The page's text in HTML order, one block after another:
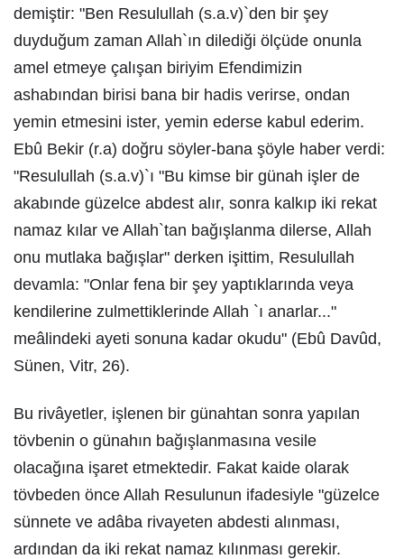
demiştir: "Ben Resulullah (s.a.v)`den bir şey
duyduğum zaman Allah`ın dilediği ölçüde onunla
amel etmeye çalışan biriyim Efendimizin
ashabından birisi bana bir hadis verirse, ondan
yemin etmesini ister, yemin ederse kabul ederim.
Ebû Bekir (r.a) doğru söyler-bana şöyle haber verdi:
"Resulullah (s.a.v)`ı "Bu kimse bir günah işler de
akabınde güzelce abdest alır, sonra kalkıp iki rekat
namaz kılar ve Allah`tan bağışlanma dilerse, Allah
onu mutlaka bağışlar" derken işittim, Resulullah
devamla: "Onlar fena bir şey yaptıklarında veya
kendilerine zulmettiklerinde Allah `ı anarlar..."
meâlindeki ayeti sonuna kadar okudu" (Ebû Davûd,
Sünen, Vitr, 26).
Bu rivâyetler, işlenen bir günahtan sonra yapılan
tövbenin o günahın bağışlanmasına vesile
olacağına işaret etmektedir. Fakat kaide olarak
tövbeden önce Allah Resulunun ifadesiyle "güzelce
sünnete ve adâba rivayeten abdesti alınması,
ardından da iki rekat namaz kılınması gerekir.